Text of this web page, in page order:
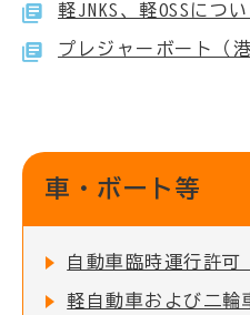
軽JNKS、軽OSSにつ
プレジャーボート（
車・ボート等